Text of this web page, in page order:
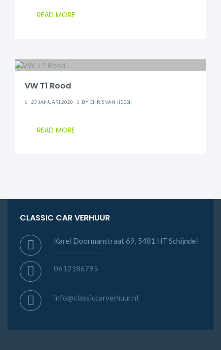
READ MORE
VW T1 Rood
23 JANUARI 2020 BYCHRIS VAN HEESH
READ MORE
CLASSIC CAR VERHUUR
Karel Doormanstraat 69, 5481 HT Schijndel
0612186795
info@classiccarverhuur.nl